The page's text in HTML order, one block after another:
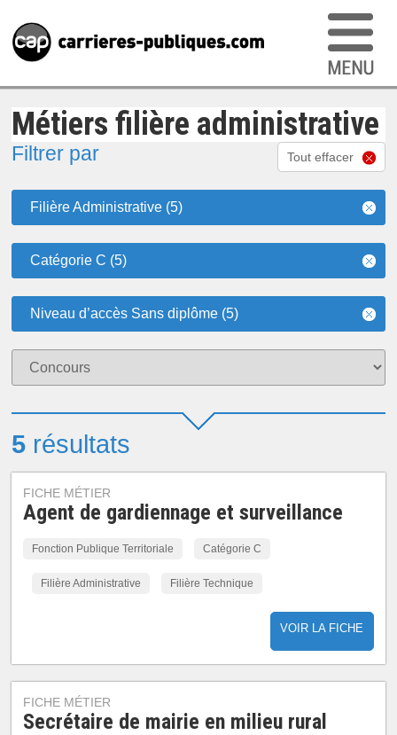
Métiers filière administrative
Filtrer par Tout effacer
Filière Administrative (5)
Catégorie C (5)
Niveau d’accès Sans diplôme (5)
5 résultats
FICHE MÉTIER
Agent de gardiennage et surveillance
Fonction Publique Territoriale Catégorie C
Filière Administrative Filière Technique
VOIR LA FICHE
FICHE MÉTIER
Secrétaire de mairie en milieu rural